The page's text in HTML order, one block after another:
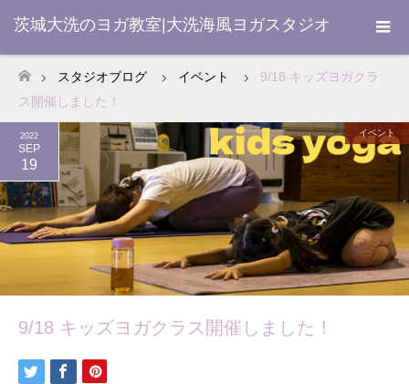
茨城大洗のヨガ教室|大洗海風ヨガスタジオ
ホーム
スタジオブログ イベント
9/18 キッズヨガクラ
ス開催しました！
2022
SEP
19
イベント
9/18 キッズヨガクラス開催しました！